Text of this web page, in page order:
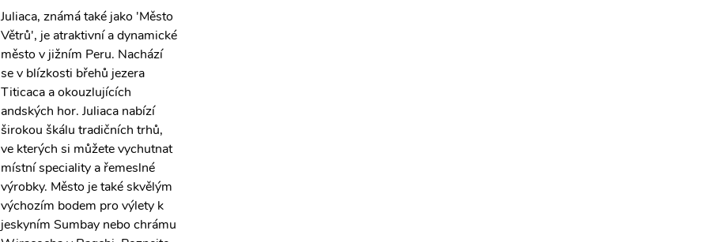
Juliaca, známá také jako 'Město
Větrů', je atraktivní a dynamické
město v jižním Peru. Nachází
se v blízkosti břehů jezera
Titicaca a okouzlujících
andských hor. Juliaca nabízí
širokou škálu tradičních trhů,
ve kterých si můžete vychutnat
místní speciality a řemeslné
výrobky. Město je také skvělým
výchozím bodem pro výlety k
jeskyním Sumbay nebo chrámu